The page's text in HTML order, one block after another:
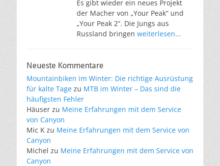
Es gibt wieder ein neues Projekt
der Macher von „Your Peak“ und
„Your Peak 2“. Die Jungs aus
Russland bringen weiterlesen…
Neueste Kommentare
Mountainbiken im Winter: Die richtige Ausrüstung
für kalte Tage zu MTB im Winter – Das sind die
häufigsten Fehler
Häuser zu Meine Erfahrungen mit dem Service
von Canyon
Mic K zu Meine Erfahrungen mit dem Service von
Canyon
Michel zu Meine Erfahrungen mit dem Service von
Canyon